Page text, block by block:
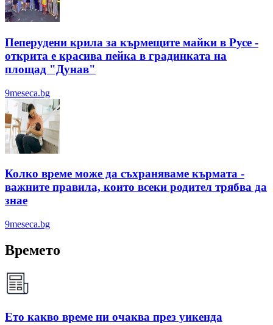
Пеперудени крила за кърмещите майки в Русе -
открита е красива пейка в градинката на
площад "Дунав"
9meseca.bg
Колко време може да съхраняваме кърмата -
важните правила, които всеки родител трябва да
знае
9meseca.bg
Времето
Ето какво време ни очаква през уикенда